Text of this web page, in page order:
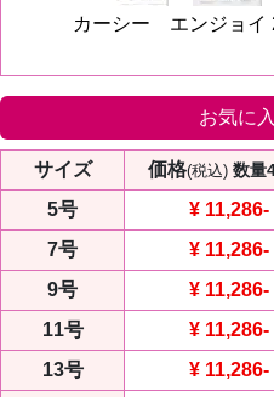
カーシー エンジョイ
お気に
サイズ 価格(税込) 数量
5号 ¥ 11,286-
7号
¥ 11,286-
9号
¥ 11,286-
11号
¥ 11,286-
13号
¥ 11,286-